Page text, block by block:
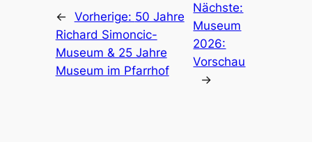
← Vorherige: 50 Jahre
Richard Simoncic-
Museum & 25 Jahre
Museum im Pfarrhof
Nächste:
Museum
2026:
Vorschau
→